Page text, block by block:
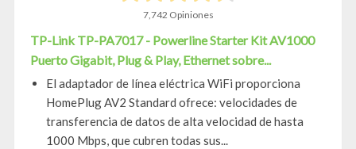
7,742 Opiniones
TP-Link TP-PA7017 - Powerline Starter Kit AV1000
Puerto Gigabit, Plug & Play, Ethernet sobre...
El adaptador de línea eléctrica WiFi proporciona
HomePlug AV2 Standard ofrece: velocidades de
transferencia de datos de alta velocidad de hasta
1000 Mbps, que cubren todas sus...